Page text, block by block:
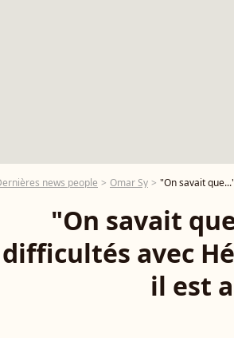
news people Omar Sy "On savait
"On savait
difficultés avec
il est